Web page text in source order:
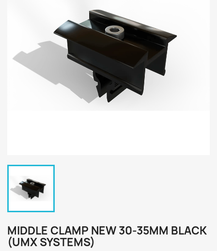
MIDDLE CLAMP NEW 30-35MM BLACK
(UMX SYSTEMS)